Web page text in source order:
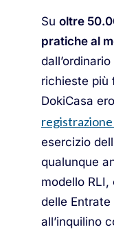
Su oltre
pratiche al
richieste più
DokiCasa
esercizio
qualunque
modello RLI,
delle
all’inquilino